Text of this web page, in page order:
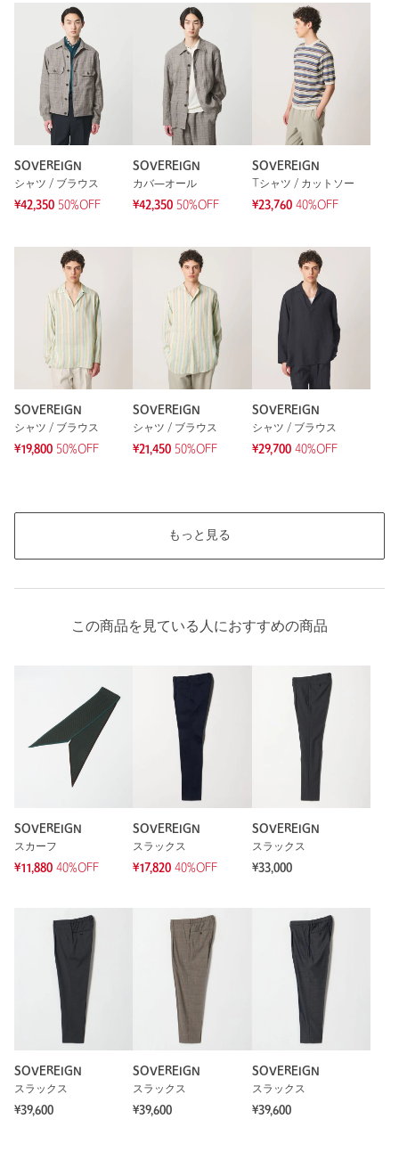
SOVEREIGN
シャツ / ブラウス
¥42,350 50%OFF
SOVEREIGN
カバ―オール
¥42,350 50%OFF
SOVEREIGN
Tシャツ / カットソー
¥23,760 40%OFF
SOVEREIGN
シャツ / ブラウス
¥19,800 50%OFF
SOVEREIGN
シャツ / ブラウス
¥21,450 50%OFF
SOVEREIGN
シャツ / ブラウス
¥29,700 40%OFF
もっと見る
この商品を見ている人におすすめの商品
SOVEREIGN
スカーフ
¥11,880 40%OFF
SOVEREIGN
スラックス
¥17,820 40%OFF
SOVEREIGN
スラックス
¥33,000
SOVEREIGN
スラックス
¥39,600
SOVEREIGN
スラックス
¥39,600
SOVEREIGN
スラックス
¥39,600